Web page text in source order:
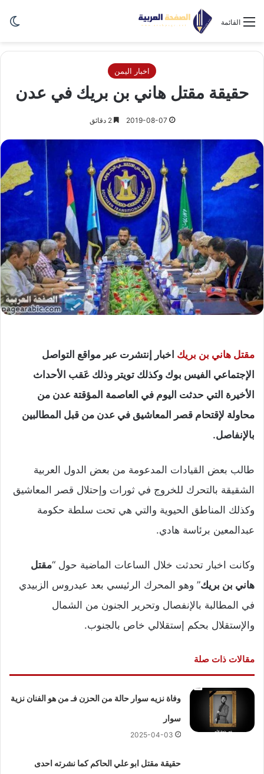
القائمة
اخبار اليمن
حقيقة مقتل هاني بن بريك في عدن
2019-08-07 2 دقائق
مقتل هاني بن بريك اخبار إنتشرت عبر مواقع التواصل
الإجتماعي الفيس بوك وكذلك تويتر وذلك عَقب الأحداث
الأخيرة التي حدثت اليوم في العاصمة المؤقتة عدن من
محاولة لإقتحام قصر المعاشيق في عدن من قبل المطالبين
بالإنفاصل.
طالب بعض القيادات المدعومة من بعض الدول العربية
الشقيقة بالتحرك للخروج في ثورات وإحتلال قصر المعاشيق
وكذلك المناطق الحيوية والتي هي تحت سلطة حكومة
عبدالمعين برئاسة هادي.
وكانت اخبار تحدثت خلال الساعات الماضية حول “مقتل
هاني بن بريك” وهو المحرك الرئيسي بعد عيدروس الزبيدي
في المطالبة بالإنفصال وتحرير الجنون من الشمال
والإستقلال بحكم إستقلالي خاص بالجنوب.
مقالات ذات صلة
وفاة نزيه سوار حالة من الحزن فـ من هو الفنان نزية
سوار
2025-04-03
حقيقة مقتل ابو علي الحاكم كما نشرته احدى